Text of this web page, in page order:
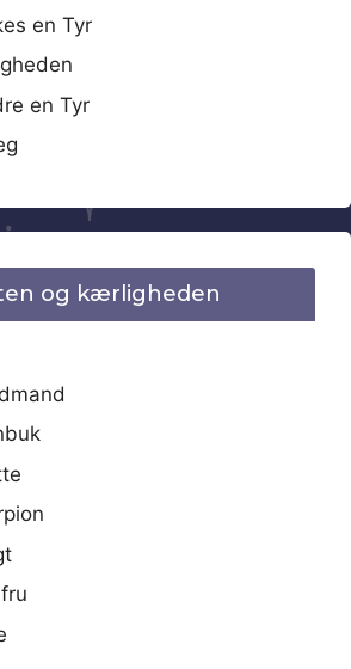
en Tyr
en Tyr
og kærligheden